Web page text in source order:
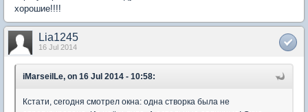
хорошие!!!!
Lia1245
16 Jul 2014
iMarseilLe, on 16 Jul 2014 - 10:58:
Кстати, сегодня смотрел окна: одна створка была не